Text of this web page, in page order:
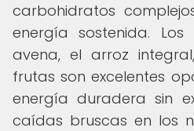
carbohidratos
energía sostenida.
avena, el arroz
frutas son excelentes
energía duradera sin
caídas bruscas en los